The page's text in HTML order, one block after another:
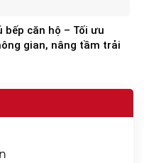
bếp căn hộ – Tối ưu
gian, nâng tầm trải